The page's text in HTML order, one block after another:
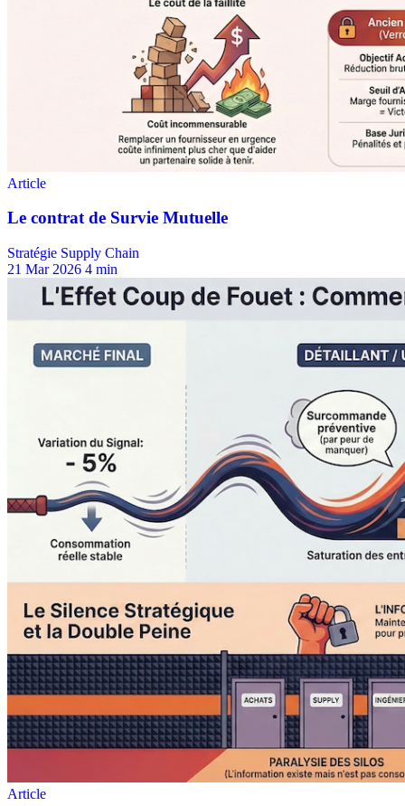
Stratégie Supply Chain
21 Mar 2026 4 min